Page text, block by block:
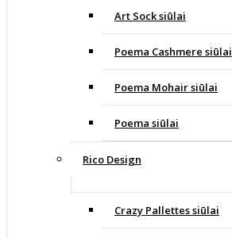
Art Sock siūlai
Poema Cashmere siūlai
Poema Mohair siūlai
Poema siūlai
Rico Design
Crazy Pallettes siūlai